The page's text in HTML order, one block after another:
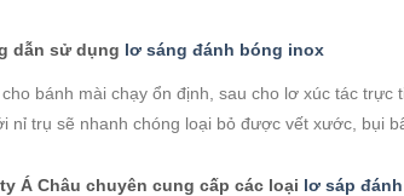
dẫn sử dụng lơ sáng đánh bóng inox
cho bánh mài chạy ổn định, sau cho lơ xúc tác
nỉ trụ sẽ nhanh chóng loại bỏ được vết xước, bụi
Á Châu chuyên cung cấp các loại lơ sáp